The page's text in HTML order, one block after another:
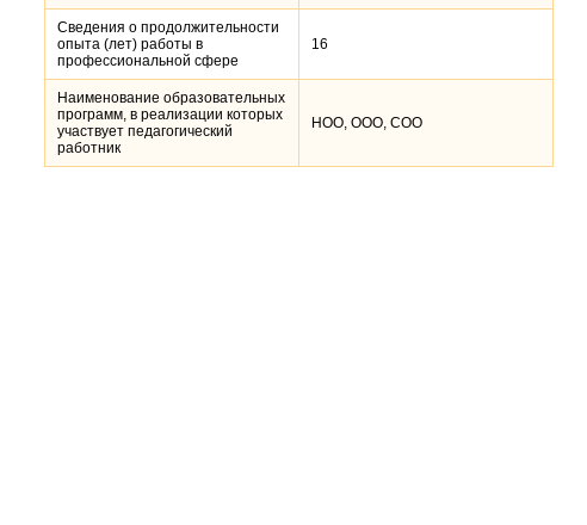
Сведения о продолжительности
опыта (лет) работы в
профессиональной сфере
16
Наименование образовательных
программ, в реализации которых
участвует педагогический
работник
НОО, ООО, СОО